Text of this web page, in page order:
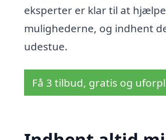
eksperter er klar til at
mulighederne, og indhent
udestue.
Få 3 tilbud, gratis og